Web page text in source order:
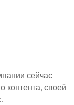
сейчас
контента, своей